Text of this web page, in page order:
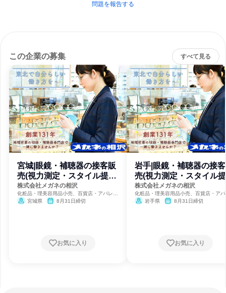
問題を報告する
この企業の募集 すべて見る
宮城|眼鏡・補聴器の接客販
売(視力測定・スタイル提
案・加工)
株式会社メガネの相沢
化粧品・理美容用品小売、百貨店・アパレル
小売、スポーツ用品小売
宮城県 8月31日締切
お気に入り
岩手|眼鏡・補聴器の接
売(視力測定・スタイル提
案・加工)
株式会社メガネの相沢
化粧品・理美容用品小売、百貨店・ア
小売、スポーツ用品小売
岩手県 8月31日締切
お気に入り